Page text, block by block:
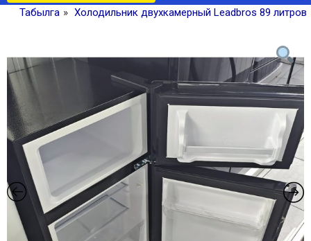
Табылга » Холодильник двухкамерный Leadbros 89 литров